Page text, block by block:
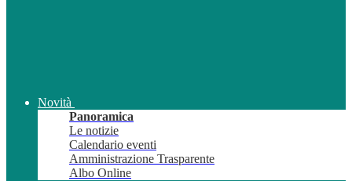
Novità
Panoramica
Le notizie
Calendario eventi
Amministrazione Trasparente
Albo Online